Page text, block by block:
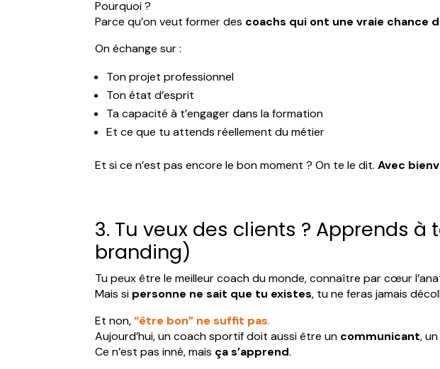
Pourquoi ?
Parce qu’on veut former des coachs qui ont une vraie chance
On échange sur :
Ton projet professionnel
Ton état d’esprit
Ta capacité à t’engager dans la formation
Et ce que tu attends réellement du métier
Et si ce n’est pas encore le bon moment ? On te le dit.Avec
3. Tu veux des clients ? Apprends
branding)
Tu peux être le meilleur coach du monde, connaître par cœur
Mais si personne ne sait que tu existes, tu ne feras jamais
Et non,“être bon” ne suffit pas.
Aujourd’hui, un coach sportif doit aussi être un communicant, un
Ce n’est pas inné, mais ça s’apprend.